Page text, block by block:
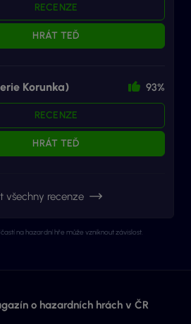
RECENZE
HRÁT TEĎ
Korunka) 93%
RECENZE
HRÁT TEĎ
všechny recenze
na hazardní hře může vzniknout závislost.
o hazardních hrách v ČR